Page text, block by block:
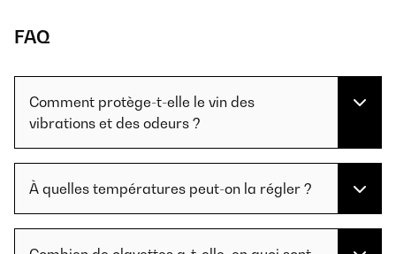
FAQ
Comment protège-t-elle le vin des
vibrations et des odeurs ?
À quelles températures peut-on la régler ?